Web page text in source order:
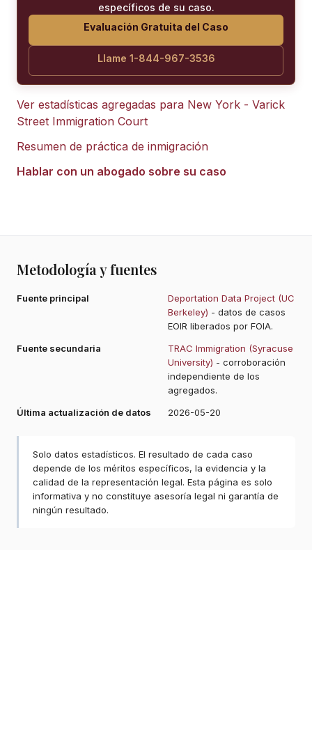
específicos de su caso.
Evaluación Gratuita del Caso
Llame 1-844-967-3536
Ver estadísticas agregadas para New York - Varick
Street Immigration Court
Resumen de práctica de inmigración
Hablar con un abogado sobre su caso
Metodología y fuentes
Fuente principal
Deportation Data Project (UC
Berkeley) - datos de casos
EOIR liberados por FOIA.
Fuente secundaria
TRAC Immigration (Syracuse
University) - corroboración
independiente de los
agregados.
Última actualización de datos
2026-05-20
Solo datos estadísticos. El resultado de cada caso
depende de los méritos específicos, la evidencia y la
calidad de la representación legal. Esta página es solo
informativa y no constituye asesoría legal ni garantía de
ningún resultado.